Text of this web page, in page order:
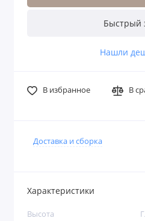
Быстрый
Нашли
В избранное В
Доставка и сборка
Характеристики
Высота